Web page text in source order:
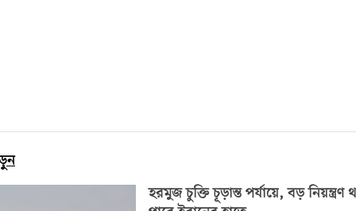
হরমুজ চুক্তি চূড়ান্ত পর্যায়ে, বড় নিয়ন্ত্রণ